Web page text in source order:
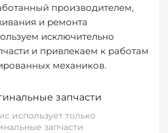
производителем,
и ремонта
исключительно
и привлекаем к работам
механиков.
запчасти
использует только
запчасти